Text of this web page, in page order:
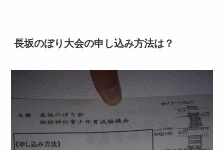
長坂のぼり大会の申し込み方法は？